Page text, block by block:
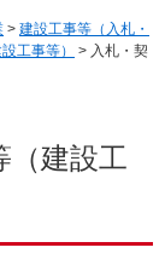
> 建設工事等（入札・
工事等） > 入札・契
（建設工